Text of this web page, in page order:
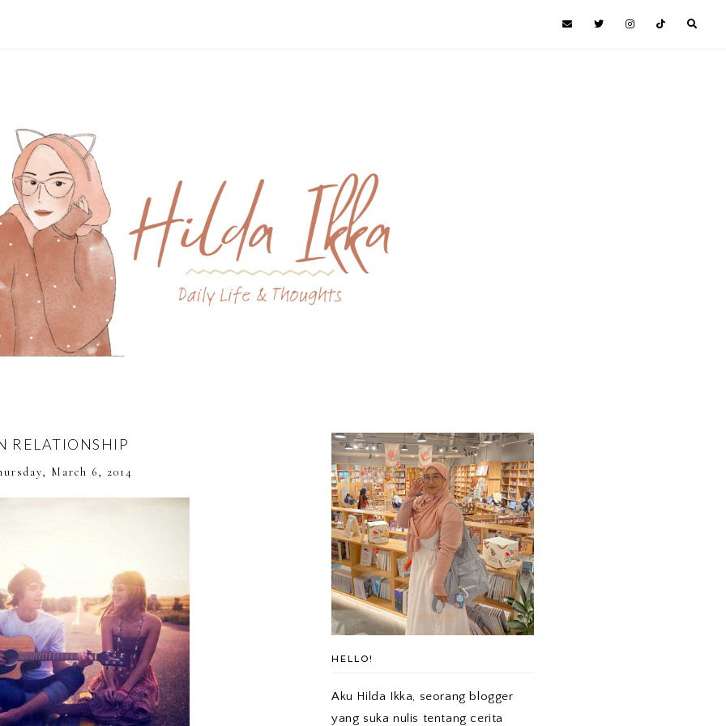
RELATIONSHIP
March 6, 2014
HELLO!
Aku Hilda Ikka, seorang blogger
yang suka nulis tentang cerita